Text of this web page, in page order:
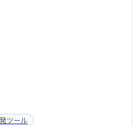
ツール